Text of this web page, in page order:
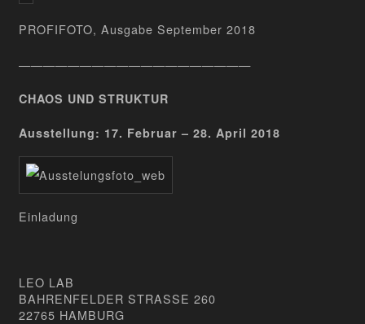
PROFIFOTO, Ausgabe September 2018
———————————————————
CHAOS UND STRUKTUR
Ausstellung: 17. Februar – 28. April 2018
Einladung
LEO LAB
BAHRENFELDER STRASSE 260
22765 HAMBURG